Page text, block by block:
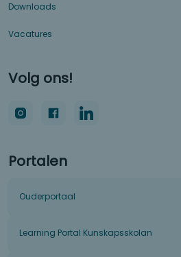
Downloads
Vacatures
Volg ons!
Portalen
Ouderportaal
Learning Portal Kunskapsskolan